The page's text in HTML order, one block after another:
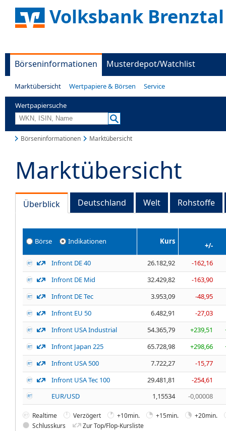
Volksbank Brenztal
Börseninformationen Musterdepot/Watchlist
Marktübersicht Wertpapiere & Börsen Service
Wertpapiersuche
Börseninformationen Marktübersicht
Marktübersicht
Überblick Deutschland Welt Rohstoffe
Börse Indikationen Kurs
+/-
Infront DE 40
26.182,92
-162,16
Infront DE Mid
32.429,82
-163,90
Infront DE Tec
3.953,09
-48,95
Infront EU 50
6.482,91
-27,03
Infront USA Industrial
54.365,79 +239,51
Infront Japan 225
65.728,98 +298,66
Infront USA 500
7.722,27
-15,77
Infront USA Tec 100
29.481,81
-254,61
EUR/USD
1,15534 -0,00008
Realtime Verzögert +10min. +15min.
+20min.
Schlusskurs
Zur Top/Flop-Kursliste